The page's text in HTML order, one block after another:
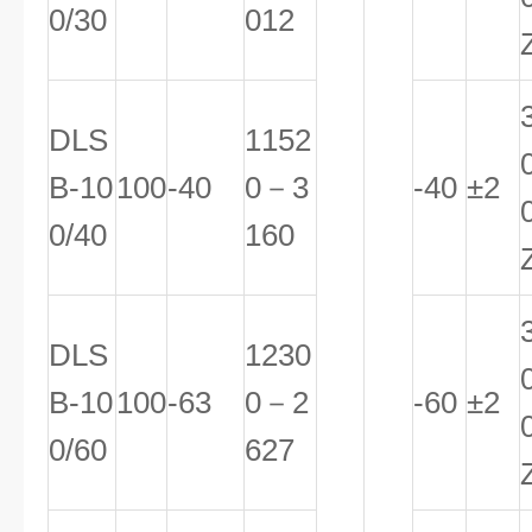
0/30 012
DLS
B-10
0/40
100-40
1152
0－3
160
-40 ±2
DLS
B-10
0/60
100-63
1230
0－2
627
-60 ±2